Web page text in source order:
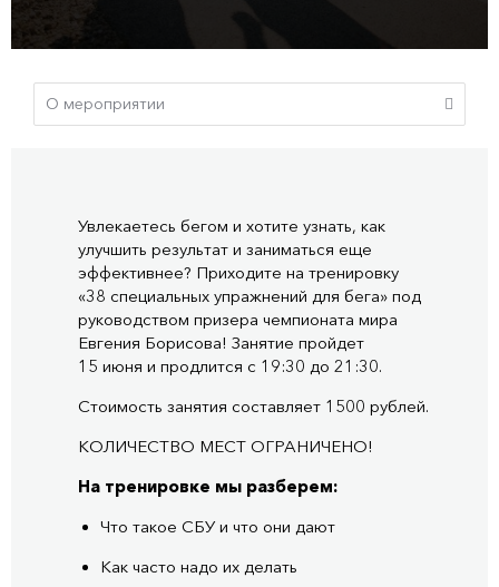
Увлекаетесь бегом и хотите узнать, как
улучшить результат и заниматься еще
эффективнее? Приходите на тренировку
«38 специальных упражнений для бега» под
руководством призера чемпионата мира
Евгения Борисова! Занятие пройдет
15 июня и продлится с 19:30 до 21:30.
Стоимость занятия составляет 1500 рублей.
КОЛИЧЕСТВО МЕСТ ОГРАНИЧЕНО!
На тренировке мы разберем:
Что такое СБУ и что они дают
Как часто надо их делать